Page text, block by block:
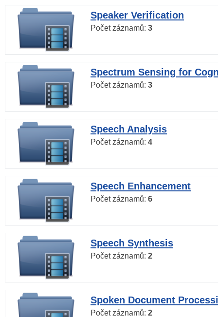
Speaker Verification
Počet záznamů: 3
Spectrum Sensing for
Počet záznamů: 3
Speech Analysis
Počet záznamů: 4
Speech Enhancement
Počet záznamů: 6
Speech Synthesis
Počet záznamů: 2
Spoken Document
Počet záznamů: 2